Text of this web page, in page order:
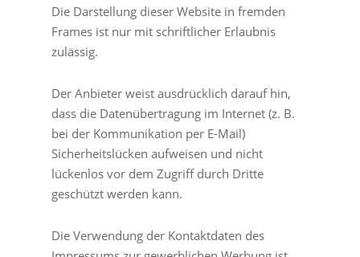
Die Darstellung dieser Website in fremden
Frames ist nur mit schriftlicher Erlaubnis
zulässig.
Der Anbieter weist ausdrücklich darauf hin,
dass die Datenübertragung im Internet (z. B.
bei der Kommunikation per E-Mail)
Sicherheitslücken aufweisen und nicht
lückenlos vor dem Zugriff durch Dritte
geschützt werden kann.
Die Verwendung der Kontaktdaten des